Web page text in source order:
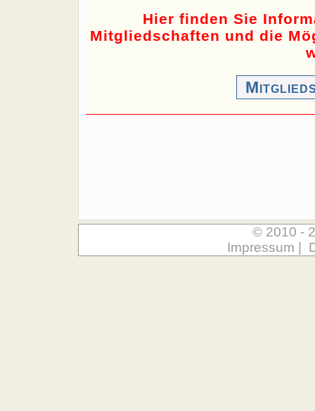
Hier finden Sie
Mitgliedschaften und die
© 2010 -
Impressum